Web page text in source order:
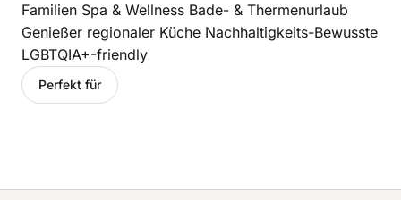
Familien Spa & Wellness Bade- & Thermenurlaub
Genießer regionaler Küche Nachhaltigkeits-Bewusste
LGBTQIA+-friendly
Perfekt für